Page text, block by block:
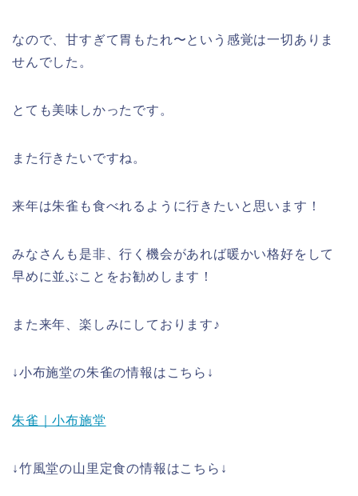
なので、甘すぎて胃もたれ〜という感覚は一切ありま
せんでした。
とても美味しかったです。
また行きたいですね。
来年は朱雀も食べれるように行きたいと思います！
みなさんも是非、行く機会があれば暖かい格好をして
早めに並ぶことをお勧めします！
また来年、楽しみにしております♪
↓小布施堂の朱雀の情報はこちら↓
朱雀｜小布施堂
↓竹風堂の山里定食の情報はこちら↓